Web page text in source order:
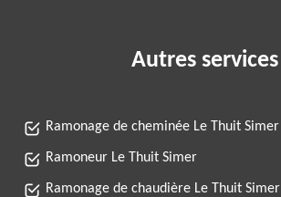
Autres services
Ramonage de cheminée Le Thuit Simer
Ramoneur Le Thuit Simer
Ramonage de chaudière Le Thuit Simer